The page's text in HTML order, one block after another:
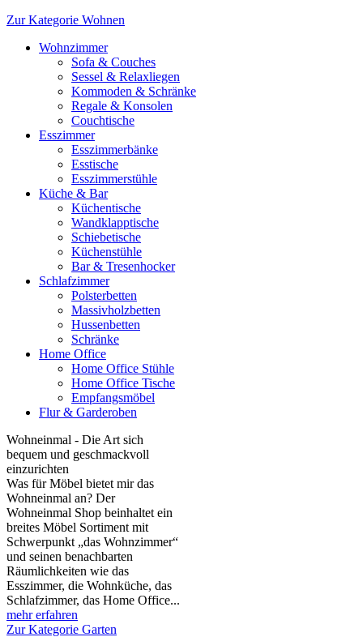
Zur Kategorie Wohnen
Wohnzimmer
Sofa & Couches
Sessel & Relaxliegen
Kommoden & Schränke
Regale & Konsolen
Couchtische
Esszimmer
Esszimmerbänke
Esstische
Esszimmerstühle
Küche & Bar
Küchentische
Wandklapptische
Schiebetische
Küchenstühle
Bar & Tresenhocker
Schlafzimmer
Polsterbetten
Massivholzbetten
Hussenbetten
Schränke
Home Office
Home Office Stühle
Home Office Tische
Empfangsmöbel
Flur & Garderoben
Wohneinmal - Die Art sich
bequem und geschmackvoll
einzurichten
Was für Möbel bietet mir das
Wohneinmal an? Der
Wohneinmal Shop beinhaltet ein
breites Möbel Sortiment mit
Schwerpunkt „das Wohnzimmer“
und seinen benachbarten
Räumlichkeiten wie das
Esszimmer, die Wohnküche, das
Schlafzimmer, das Home Office...
mehr erfahren
Zur Kategorie Garten